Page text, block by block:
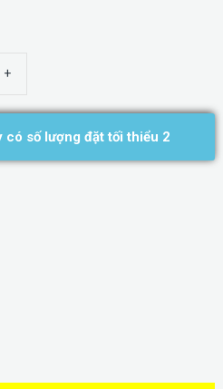
có số lượng đặt tối thiểu 2